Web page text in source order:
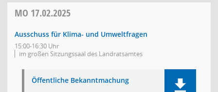
MO 17.02.2025
Ausschuss für Klima- und Umweltfragen
15:00-16:30 Uhr
im großen Sitzungssaal des Landratsamtes
Öffentliche Bekanntmachung